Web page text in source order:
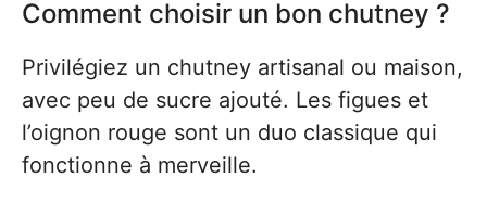
Comment choisir un bon chutney ?
Privilégiez un chutney artisanal ou maison,
avec peu de sucre ajouté. Les figues et
l’oignon rouge sont un duo classique qui
fonctionne à merveille.